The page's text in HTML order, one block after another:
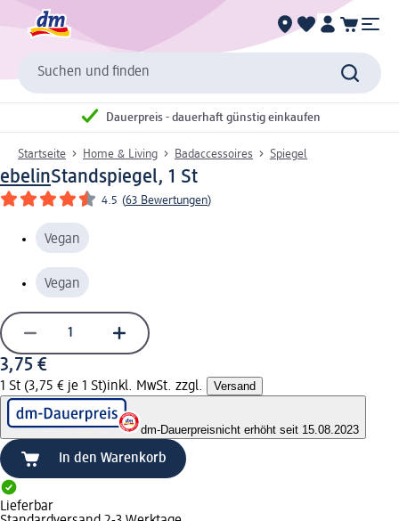
Suchen und finden
Dauerpreis - dauerhaft günstig einkaufen
Startseite Home & Living Badaccessoires Spiegel
ebelinStandspiegel, 1 St
4.5 (63 Bewertungen)
Vegan
Vegan
3,75 €
1 St (3,75 € je 1 St)inkl. MwSt. zzgl. Versand
dm-Dauerpreisnicht erhöht seit 15.08.2023
In den Warenkorb
Lieferbar